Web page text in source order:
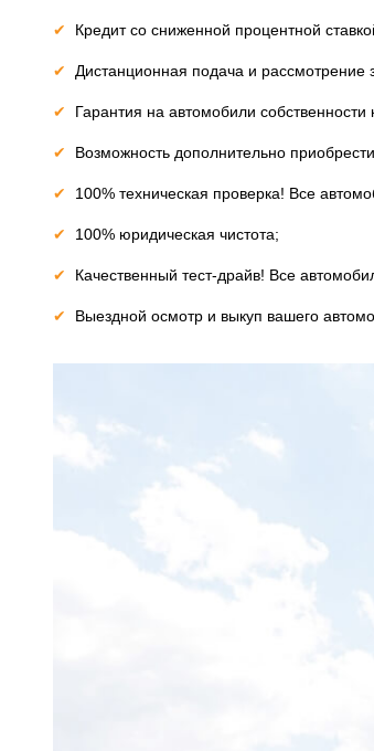
Кредит со сниженной процентной
Дистанционная подача и рассмотрение
Гарантия на автомобили собственности
Возможность дополнительно
100% техническая проверка! Все
100% юридическая чистота;
Качественный тест-драйв! Все
Выездной осмотр и выкуп вашего